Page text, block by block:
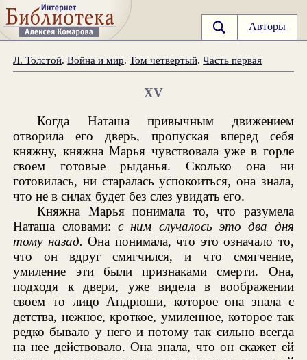
Авторы
Л. Толстой.Война и мир.Том четвертый.Часть первая
XV
Когда Наташа привычным движением
отворила его дверь, пропуская вперед себя
княжну, княжна Марья чувствовала уже в горле
своем готовые рыданья. Сколько она ни
готовилась, ни старалась успокоиться, она знала,
что не в силах будет без слез увидать его.
Княжна Марья понимала то, что разумела
Наташа словами: с ним случалось это два дня
тому назад. Она понимала, что это означало то,
что он вдруг смягчился, и что смягчение,
умиление эти были признаками смерти. Она,
подходя к двери, уже видела в воображении
своем то лицо Андрюши, которое она знала с
детства, нежное, кроткое, умиленное, которое так
редко бывало у него и потому так сильно всегда
на нее действовало. Она знала, что он скажет ей